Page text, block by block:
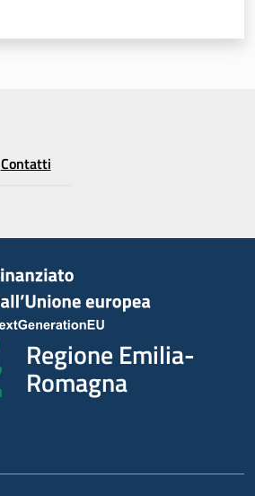
Contatti
Regione Emilia-
Romagna